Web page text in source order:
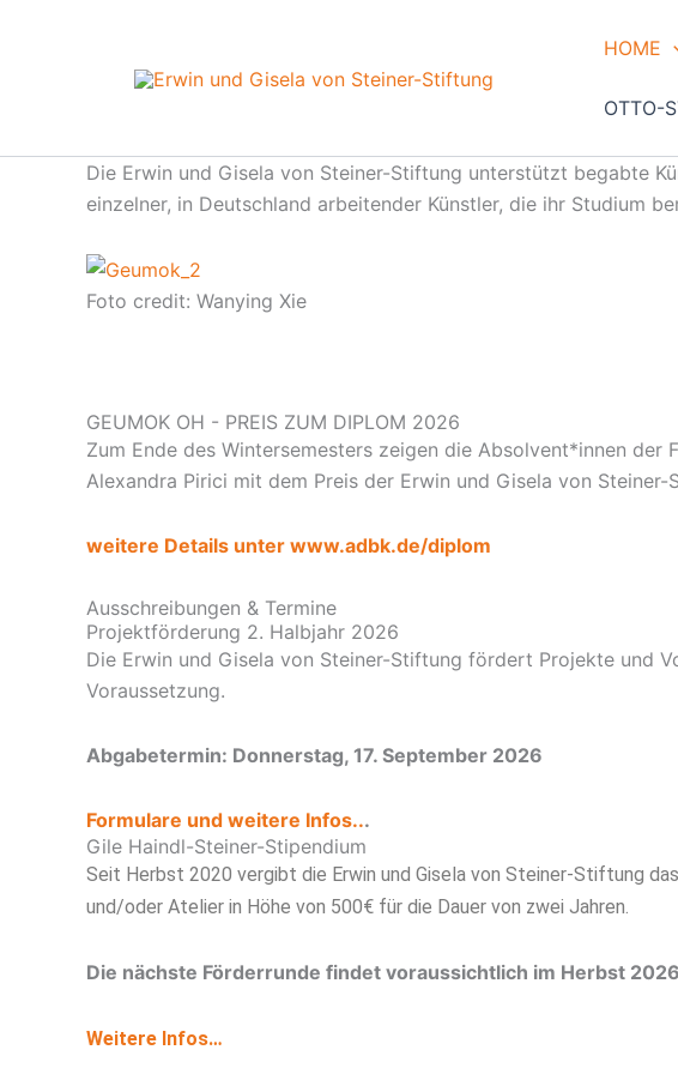
HOME
OTTO-
Die Erwin und Gisela von Steiner-Stiftung unterstützt begabte
einzelner, in Deutschland arbeitender Künstler, die ihr Studium
Foto credit: Wanying Xie
GEUMOK OH - PREIS ZUM DIPLOM 2026
Zum Ende des Wintersemesters zeigen die Absolvent*innen der
Alexandra Pirici mit dem Preis der Erwin und Gisela von Steiner-
weitere Details unter www.adbk.de/diplom
Ausschreibungen & Termine
Projektförderung 2. Halbjahr 2026
Die Erwin und Gisela von Steiner-Stiftung fördert Projekte und
Voraussetzung.
Abgabetermin: Donnerstag, 17. September 2026
Formulare und weitere Infos...
Gile Haindl-Steiner-Stipendium
Seit Herbst 2020 vergibt die Erwin und Gisela von Steiner-Stiftung
und/oder Atelier in Höhe von 500€ für die Dauer von zwei Jahren.
Die nächste Förderrunde findet voraussichtlich im Herbst
Weitere Infos…